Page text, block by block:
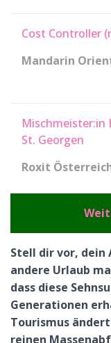
Cost Controller
Mandarin
Mischmeister:in
St. Georgen
Roxit
Stell dir vor,
andere Urlaub
dass diese
Generationen
Tourismus
reinen